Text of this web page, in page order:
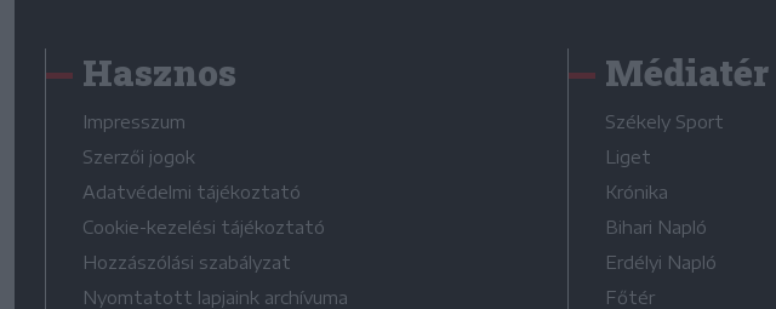
Hasznos
Impresszum
Szerzői jogok
Adatvédelmi tájékoztató
Cookie-kezelési tájékoztató
Hozzászólási szabályzat
Nyomtatott lapjaink archívuma
Médiatér
Székely Sport
Liget
Krónika
Bihari Napló
Erdélyi Napló
Főtér